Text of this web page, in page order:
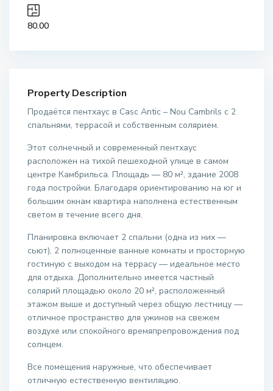
80.00
Property Description
Продаётся пентхаус в Casc Antic – Nou Cambrils с 2
спальнями, террасой и собственным солярием.
Этот солнечный и современный пентхаус
расположен на тихой пешеходной улице в самом
центре Камбрильса. Площадь — 80 м², здание 2008
года постройки. Благодаря ориентированию на юг и
большим окнам квартира наполнена естественным
светом в течение всего дня.
Планировка включает 2 спальни (одна из них —
сьют), 2 полноценные ванные комнаты и просторную
гостиную с выходом на террасу — идеальное место
для отдыха. Дополнительно имеется частный
солярий площадью около 20 м², расположенный
этажом выше и доступный через общую лестницу —
отличное пространство для ужинов на свежем
воздухе или спокойного времяпрепровождения под
солнцем.
Все помещения наружные, что обеспечивает
отличную естественную вентиляцию.